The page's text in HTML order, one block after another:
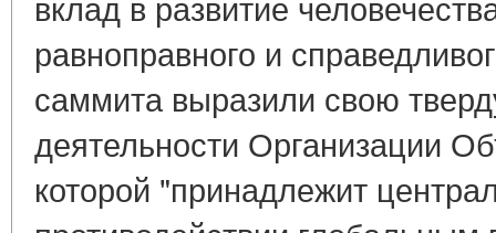
равноправного и
саммита выразили свою
деятельности Организации
которой "принадлежит